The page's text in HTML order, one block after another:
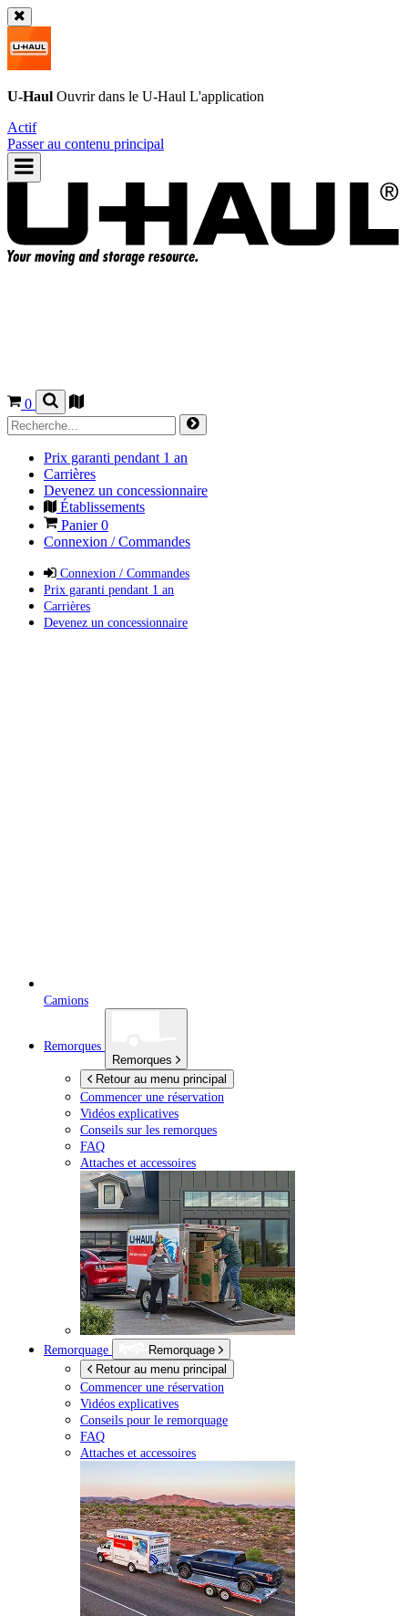
U-Haul Ouvrir dans le U-Haul L'application
Actif
Passer au contenu principal
0
Prix garanti pendant 1 an
Carrières
Devenez un concessionnaire
Établissements
Panier0
Connexion / Commandes
Connexion / Commandes
Prix garanti pendant 1 an
Carrières
Devenez un concessionnaire
Camions
Remorques
Remorques
Retour au menu principal
Commencer une réservation
Vidéos explicatives
Conseils sur les remorques
FAQ
Attaches et accessoires
Remorquage
Remorquage
Retour au menu principal
Commencer une réservation
Vidéos explicatives
Conseils pour le remorquage
FAQ
Attaches et accessoires